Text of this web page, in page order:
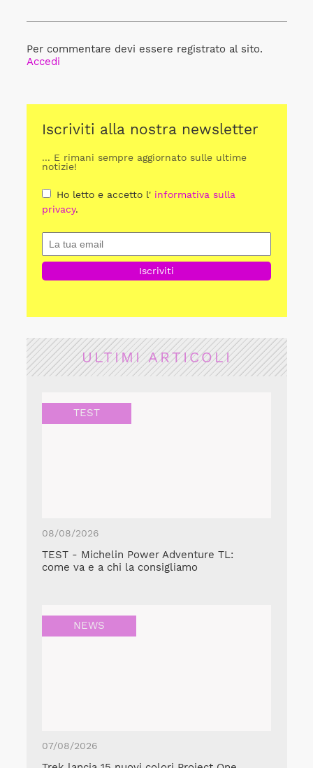
Per commentare devi essere registrato al sito.
Accedi
Iscriviti alla nostra newsletter
... E rimani sempre aggiornato sulle ultime
notizie!
Ho letto e accetto l' informativa sulla
privacy.
ULTIMI ARTICOLI
TEST
08/08/2026
TEST - Michelin Power Adventure TL:
come va e a chi la consigliamo
NEWS
07/08/2026